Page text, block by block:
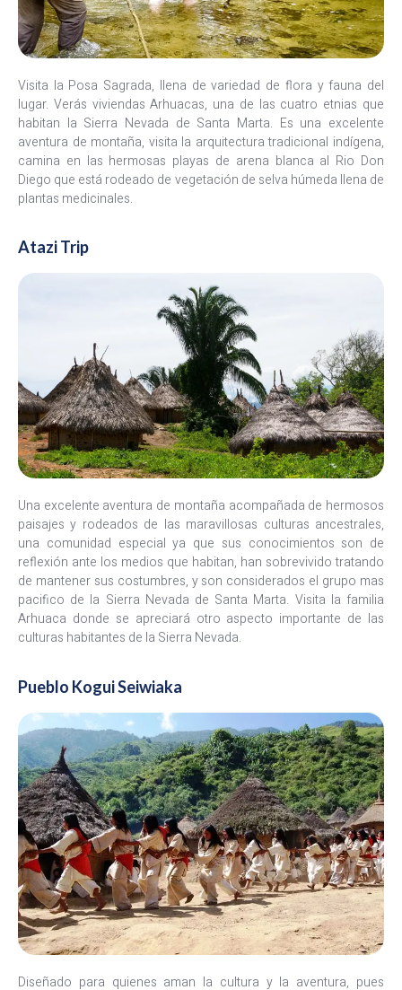
Visita la Posa Sagrada, llena de variedad de flora y fauna del
lugar. Verás viviendas Arhuacas, una de las cuatro etnias que
habitan la Sierra Nevada de Santa Marta. Es una excelente
aventura de montaña, visita la arquitectura tradicional indígena,
camina en las hermosas playas de arena blanca al Rio Don
Diego que está rodeado de vegetación de selva húmeda llena de
plantas medicinales.
Atazi Trip
Una excelente aventura de montaña acompañada de hermosos
paisajes y rodeados de las maravillosas culturas ancestrales,
una comunidad especial ya que sus conocimientos son de
reflexión ante los medios que habitan, han sobrevivido tratando
de mantener sus costumbres, y son considerados el grupo mas
pacifico de la Sierra Nevada de Santa Marta. Visita la familia
Arhuaca donde se apreciará otro aspecto importante de las
culturas habitantes de la Sierra Nevada.
Pueblo Kogui Seiwiaka
Diseñado para quienes aman la cultura y la aventura, pues